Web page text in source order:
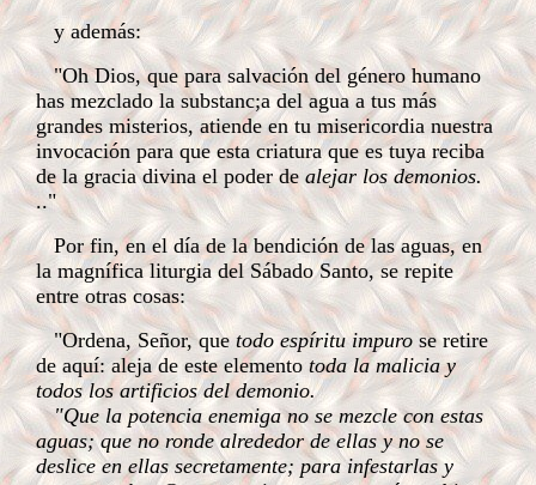
y además:
"Oh Dios, que para salvación del género humano
has mezclado la substanc;a del agua a tus más
grandes misterios, atiende en tu misericordia nuestra
invocación para que esta criatura que es tuya reciba
de la gracia divina el poder de alejar los demonios.
.."
Por fin, en el día de la bendición de las aguas, en
la magnífica liturgia del Sábado Santo, se repite
entre otras cosas:
"Ordena, Señor, quetodo espíritu impuro se retire
de aquí: aleja de este elemento toda la malicia y
todos los artificios del demonio.
"Que la potencia enemiga no se mezcle con estas
aguas; que no ronde alrededor de ellas y no se
deslice en ellas secretamente; para infestarlas y